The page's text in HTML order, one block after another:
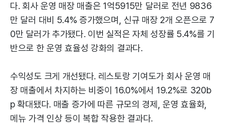
다. 회사 운영 매장 매출은 1억5915만 달러로 전년 9836
만 달러 대비 5.4% 증가했으며, 신규 매장 2개 오픈으로 7
0만 달러가 추가됐다. 이번 실적은 자체 성장률 5.4%를 기
반으로 한 운영 효율성 강화의 결과다.
수익성도 크게 개선됐다. 레스토랑 기여도가 회사 운영 매
장 매출에서 차지하는 비중이 16.0%에서 19.2%로 320b
p 확대됐다. 매출 증가에 따른 규모의 경제, 운영 효율화,
메뉴 가격 인상 등이 복합 작용한 결과다.